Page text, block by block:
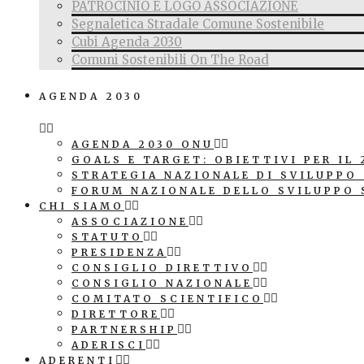
PATROCINIO E LOGO ASSOCIAZIONE
Segnaletica Stradale Comune Sostenibile
Cubi Agenda 2030
Comuni Sostenibili On The Road
AGENDA 2030
AGENDA 2030 ONU
GOALS E TARGET: OBIETTIVI PER IL
STRATEGIA NAZIONALE DI SVILUPPO
FORUM NAZIONALE DELLO SVILUPPO
CHI SIAMO
ASSOCIAZIONE
STATUTO
PRESIDENZA
CONSIGLIO DIRETTIVO
CONSIGLIO NAZIONALE
COMITATO SCIENTIFICO
DIRETTORE
PARTNERSHIP
ADERISCI
ADERENTI